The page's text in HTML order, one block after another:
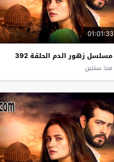
01:01:33
مسلسل زهور الدم الحلقة 392
منذ سنتين